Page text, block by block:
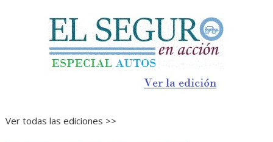
Ver todas las ediciones >>